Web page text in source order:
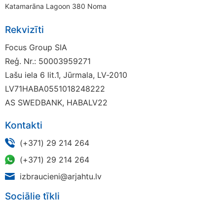
Katamarāna Lagoon 380 Noma
Rekvizīti
Focus Group SIA
Reģ. Nr.: 50003959271
Lašu iela 6 lit.1, Jūrmala, LV-2010
LV71HABA0551018248222
AS SWEDBANK, HABALV22
Kontakti
(+371) 29 214 264
(+371) 29 214 264
izbraucieni@arjahtu.lv
Sociālie tīkli